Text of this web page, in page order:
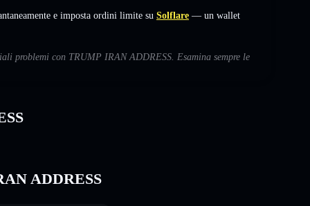
e imposta ordini limite su Solflare — un wallet
problemi con TRUMP IRAN ADDRESS. Esamina sempre le
ADDRESS